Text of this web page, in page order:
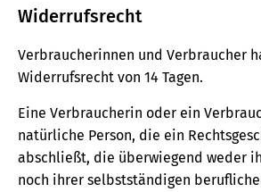
Widerrufsrecht
Verbraucherinnen und Verbraucher
Widerrufsrecht von 14 Tagen.
Eine Verbraucherin oder ein
natürliche Person, die ein
abschließt, die überwiegend weder
noch ihrer selbstständigen